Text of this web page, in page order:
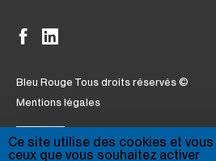
Bleu Rouge Tous droits réservés ©
Mentions légales
Enseigne du groupement
Ce site utilise des cookies et
ceux que vous souhaitez activer